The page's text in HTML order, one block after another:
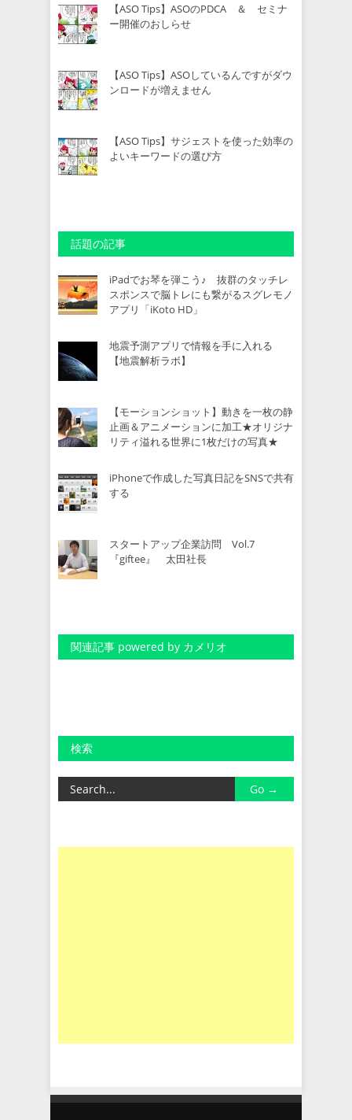
【ASO Tips】ASOのPDCA ＆ セミナ
ー開催のおしらせ
【ASO Tips】ASOしているんですがダウ
ンロードが増えません
【ASO Tips】サジェストを使った効率の
よいキーワードの選び方
話題の記事
iPadでお琴を弾こう♪ 抜群のタッチレ
スポンスで脳トレにも繋がるスグレモノ
アプリ「iKoto HD」
地震予測アプリで情報を手に入れる
【地震解析ラボ】
【モーションショット】動きを一枚の静
止画＆アニメーションに加工★オリジナ
リティ溢れる世界に1枚だけの写真★
iPhoneで作成した写真日記をSNSで共有
する
スタートアップ企業訪問 Vol.7
『giftee』 太田社長
関連記事 powered by カメリオ
検索